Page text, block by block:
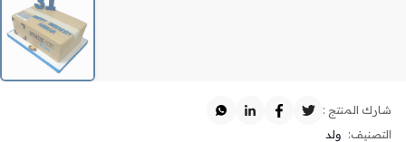
التصنيف: ولد
شارك المنتج :